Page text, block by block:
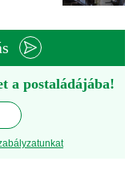
a postaládájába!